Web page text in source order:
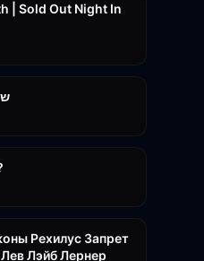
| Sold Out Night In
הסוד
Рехилус Запрет
Лэйб Лернер